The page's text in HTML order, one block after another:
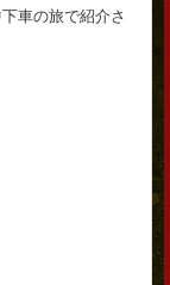
下車の旅で紹介さ